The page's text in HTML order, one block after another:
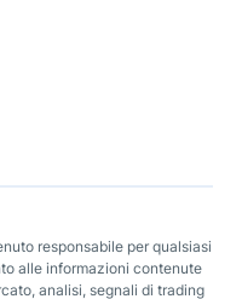
responsabile per qualsiasi
alle informazioni contenute
analisi, segnali di trading